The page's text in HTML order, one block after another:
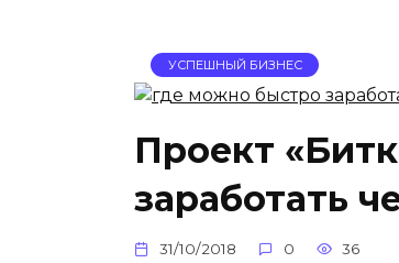
УСПЕШНЫЙ БИЗНЕС
Проект
заработать
31/10/2018 0 36